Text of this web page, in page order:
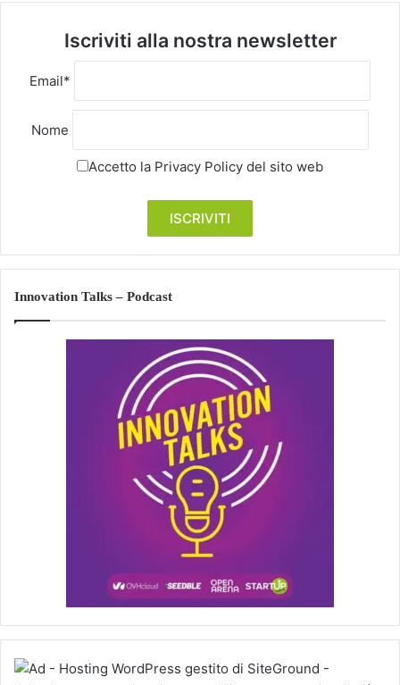
Iscriviti alla nostra newsletter
Email*
Nome
Accetto la Privacy Policy del sito web
Innovation Talks – Podcast